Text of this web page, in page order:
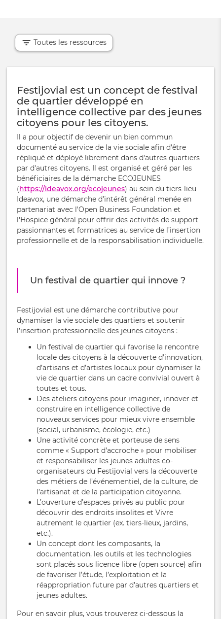
Toutes les ressources
Festijovial est un concept de festival
de quartier développé en
intelligence collective par des jeunes
citoyens pour les citoyens.
Il a pour objectif de devenir un bien commun
documenté au service de la vie sociale afin d'être
répliqué et déployé librement dans d'autres quartiers
par d'autres citoyens. Il est organisé et géré par les
bénéficiaires de la démarche ECOJEUNES
(https://ideavox.org/ecojeunes) au sein du tiers-lieu
Ideavox, une démarche d’intérêt général menée en
partenariat avec l'Open Business Foundation et
l'Hospice général pour offrir des activités de support
passionnantes et formatrices au service de l’insertion
professionnelle et de la responsabilisation individuelle.
Un festival de quartier qui innove ?
Festijovial est une démarche contributive pour
dynamiser la vie sociale des quartiers et soutenir
l’insertion professionnelle des jeunes citoyens :
Un festival de quartier qui favorise la rencontre
locale des citoyens à la découverte d’innovation,
d’artisans et d’artistes locaux pour dynamiser la
vie de quartier dans un cadre convivial ouvert à
toutes et tous.
Des ateliers citoyens pour imaginer, innover et
construire en intelligence collective de
nouveaux services pour mieux vivre ensemble
(social, urbanisme, écologie, etc.)
Une activité concrète et porteuse de sens
comme « Support d’accroche » pour mobiliser
et responsabiliser les jeunes adultes co-
organisateurs du Festijovial vers la découverte
des métiers de l’événementiel, de la culture, de
l’artisanat et de la participation citoyenne.
L’ouverture d’espaces privés au public pour
découvrir des endroits insolites et Vivre
autrement le quartier (ex. tiers-lieux, jardins,
etc.).
Un concept dont les composants, la
documentation, les outils et les technologies
sont placés sous licence libre (open source) afin
de favoriser l’étude, l’exploitation et la
réappropriation future par d’autres quartiers et
jeunes adultes.
Pour en savoir plus, vous trouverez ci-dessous la